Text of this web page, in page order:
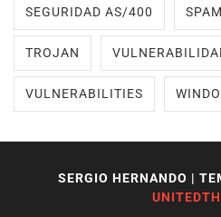
SEGURIDAD AS/400 SPAM
TROJAN
VULNERABILITIES
SERGIO HERNANDO |